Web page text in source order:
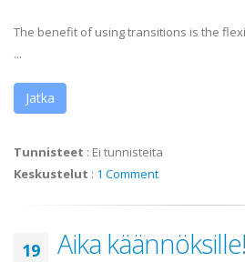
The benefit of using transitions is the
...
Jatka
Tunnisteet : Ei tunnisteita
Keskustelut : 1 Comment
19 Aika käännöksille!